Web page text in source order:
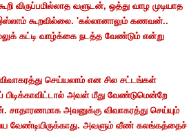
விருப்பமில்லாத வளுடன், ஒத்து வாழ முடியாத
கூறவில்லை. 'கல்லானாலும் கணவன்..
கட்டி வாழ்க்கை நடத்த வேண்டும் என்று
செய்யலாம் என சில சட்டங்கள்
அவள் மீது வேண்டுமென்றே
சாதாரணமாக அவனுக்கு விவாகரத்து செய்யும்
வேண்டியிருக்காது. அவளும் வீண் கலங்கத்தைச்